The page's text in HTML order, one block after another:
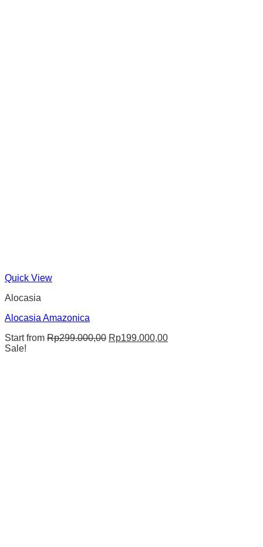
Quick View
Alocasia
Alocasia Amazonica
Start from Rp299.000,00 Original
Rp199.000,00Current
Sale!